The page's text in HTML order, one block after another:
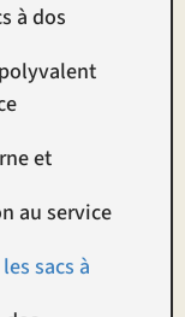
à dos
et
au service
sacs à